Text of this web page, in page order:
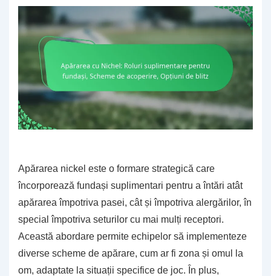
Apărarea nickel este o formare strategică care
încorporează fundași suplimentari pentru a întări atât
apărarea împotriva pasei, cât și împotriva alergărilor, în
special împotriva seturilor cu mai mulți receptori.
Această abordare permite echipelor să implementeze
diverse scheme de apărare, cum ar fi zona și omul la
om, adaptate la situații specifice de joc. În plus,